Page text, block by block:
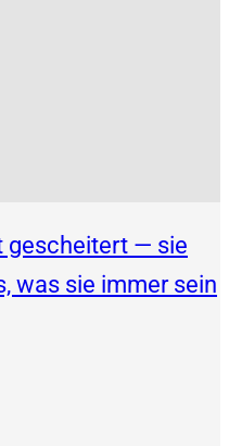
gescheitert — sie
was sie immer sein